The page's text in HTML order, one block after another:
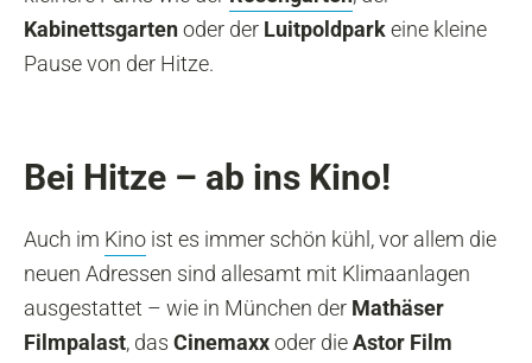
Kabinettsgartenoder der Luitpoldparkeine kleine
Pause von der Hitze.
Bei Hitze – ab ins Kino!
Auch im Kino ist es immer schön kühl, vor allem die
neuen Adressen sind allesamt mit Klimaanlagen
ausgestattet – wie in München der Mathäser
Filmpalast, das Cinemaxxoder dieAstor Film